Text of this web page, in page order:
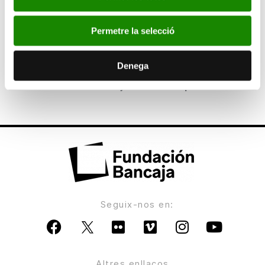
Permetre la selecció
Denega
Más de 440 proyectos empresariales optan al
Seguix-nos en: